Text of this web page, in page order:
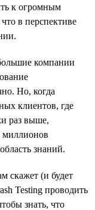
к огромным
в перспективе
компании
Но, когда
клиентов, где
раз выше,
миллионов
знаний.
скажет (и будет
Testing проводить
знать, что